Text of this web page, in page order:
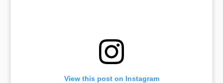
View this post on Instagram